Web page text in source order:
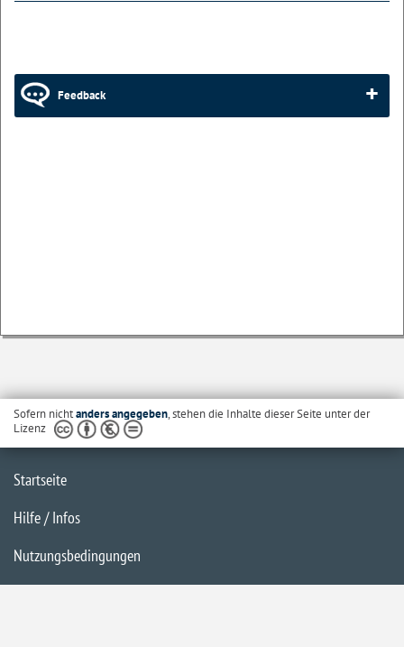
Feedback
Sofern nichtanders angegeben, stehen die Inhalte dieser Seite unter der
Lizenz
Startseite
Hilfe / Infos
Nutzungsbedingungen